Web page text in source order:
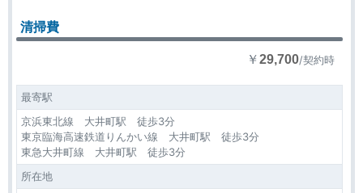
清掃費
￥29,700/契約時
最寄駅
京浜東北線 大井町駅 徒歩3分
東京臨海高速鉄道りんかい線 大井町駅 徒歩3分
東急大井町線 大井町駅 徒歩3分
所在地